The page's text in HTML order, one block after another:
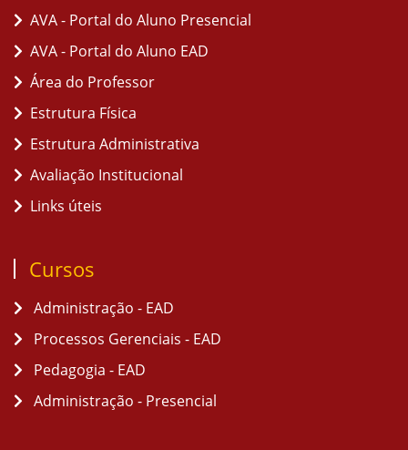
AVA - Portal do Aluno Presencial
AVA - Portal do Aluno EAD
Área do Professor
Estrutura Física
Estrutura Administrativa
Avaliação Institucional
Links úteis
Cursos
Administração - EAD
Processos Gerenciais - EAD
Pedagogia - EAD
Administração - Presencial